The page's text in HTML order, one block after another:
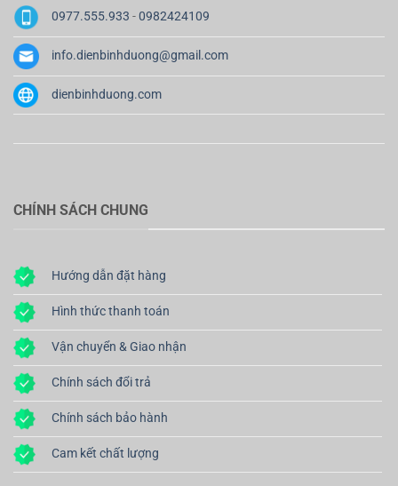
0977.555.933 -0982424109
info.dienbinhduong@gmail.com
dienbinhduong.com
CHÍNH SÁCH CHUNG
Hướng dẫn đặt hàng
Hình thức thanh toán
Vận chuyển & Giao nhận
Chính sách đổi trả
Chính sách bảo hành
Cam kết chất lượng